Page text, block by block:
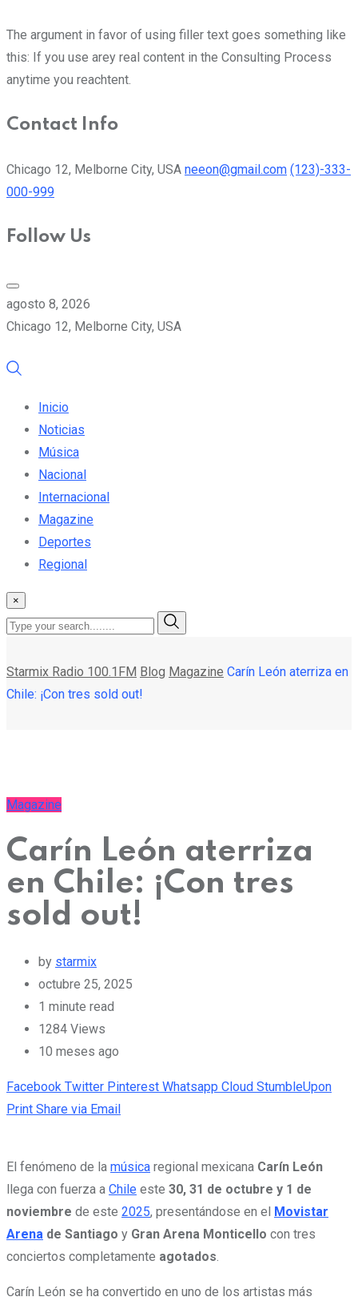
The argument in favor of using filler text goes something like
this: If you use arey real content in the Consulting Process
anytime you reachtent.
Contact Info
Chicago 12, Melborne City, USA neeon@gmail.com (123)-333-
000-999
Follow Us
agosto 8, 2026
Chicago 12, Melborne City, USA
Inicio
Noticias
Música
Nacional
Internacional
Magazine
Deportes
Regional
×
Starmix Radio 100.1FM Blog Magazine Carín León aterriza en
Chile: ¡Con tres sold out!
Magazine
Carín León aterriza
en Chile: ¡Con tres
sold out!
by starmix
octubre 25, 2025
1 minute read
1284 Views
10 meses ago
Facebook Twitter Pinterest Whatsapp Cloud StumbleUpon
Print Share via Email
El fenómeno de la música regional mexicana Carín León
llega con fuerza a Chile este 30, 31 de octubre y 1 de
noviembre de este 2025, presentándose en el Movistar
Arena de Santiago y Gran Arena Monticello con tres
conciertos completamente agotados
Carín León se ha convertido en uno de los artistas más